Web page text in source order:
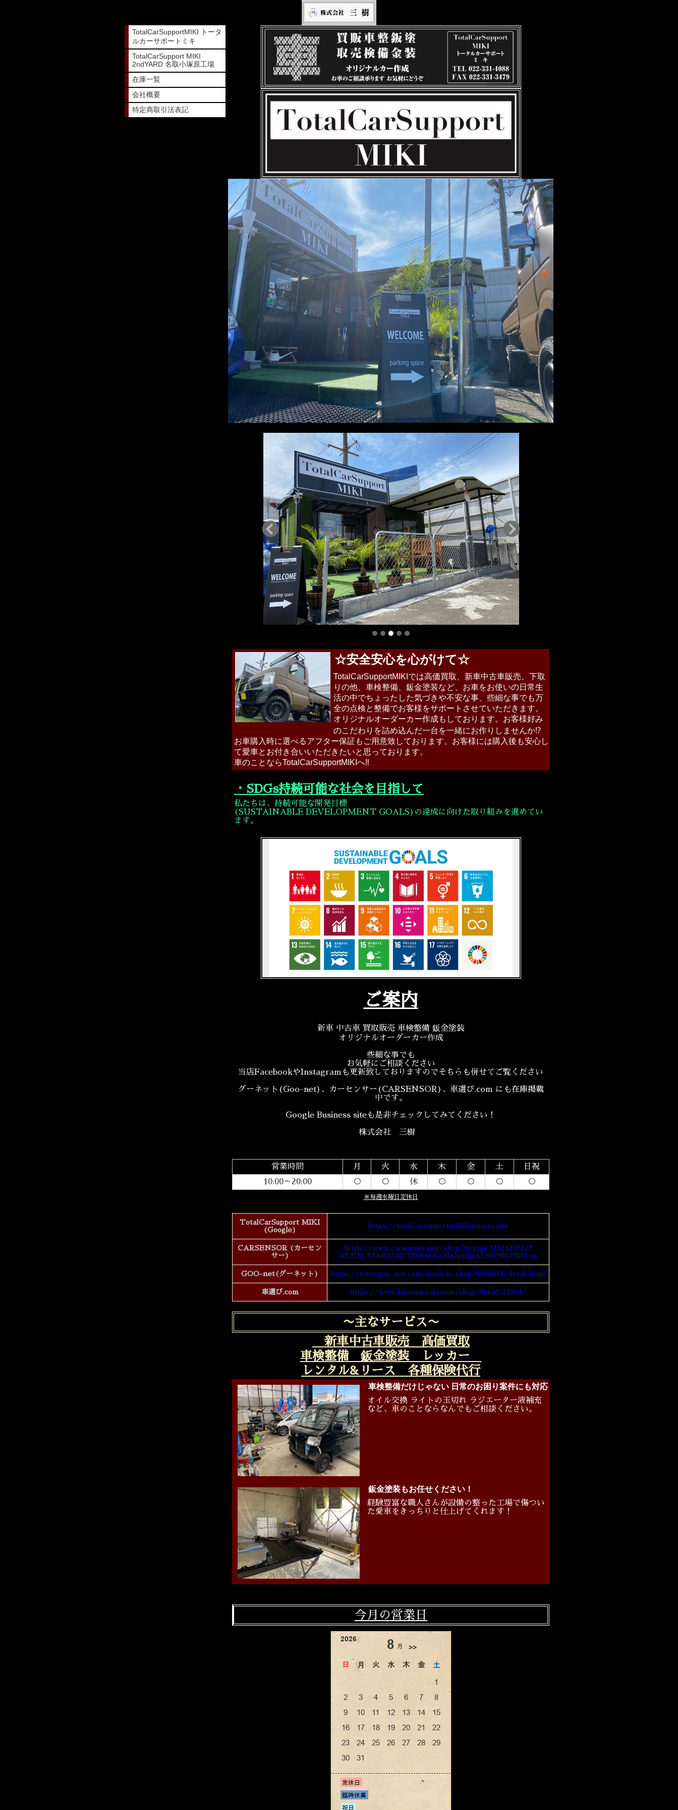
☆安全安心を心がけて☆
TotalCarSupportMIKIでは高価買取、新車中古車販売、下取
りの他、車検整備、鈑金塗装など、お車をお使いの日常生
活の中でちょったした気づきや不安な事、些細な事でも万
全の点検と整備でお客様をサポートさせていただきます。
オリジナルオーダーカー作成もしております。お客様好み
のこだわりを詰め込んだ一台を一緒にお作りしませんか⁉︎
お車購入時に選べるアフター保証もご用意致しております。お客様には購入後も安心し
て愛車とお付き合いいただきたいと思っております。
車のことならTotalCarSupportMIKIへ‼︎
・SDGs持続可能な社会を目指して
私たちは、持続可能な開発目標
(SUSTAINABLE DEVELOPMENT GOALS)の達成に向けた取り組みを進めてい
ます。
ご案内
新車 中古車 買取販売 車検整備 鈑金塗装
オリジナルオーダーカー作成
些細な事でも
お気軽にご相談ください
当店FacebookやInstagramも更新致しておりますのでそちらも併せてご覧ください
グーネット(Goo-net)、カーセンサー(CARSENSOR)、車選び.com にも在庫掲載
中です。
Google Business siteも是非チェックしてみてください！
株式会社 三樹
営業時間 月 火 水 木 金 土
日祝
10:00～20:00
○ ○ 休 ○ ○ ○ ○
※毎週水曜日定休日
TotalCarSupport MIKI
(Google)
https://totalcarsupportmiki.business.site
CARSENSOR (カーセン
サー)
https://www.carsensor.net/shop/miyagi/323132001/?
BKKN=VU6615407956&fed=othshoplinkb20190809001ns
GOO-net(グーネット) https://www.goo-net.com/usedcar_shop/0904314/detail.html
車選び.com https://www.kurumaerabi.com/shop/detail/23304/
〜主なサービス〜
新車中古車販売 高価買取
車検整備 鈑金塗装 レッカー
レンタル&リース 各種保険代行
車検整備だけじゃない 日常のお困り案件にも対応
オイル交換 ライトの玉切れ ラジエーター液補充
など、車のことならなんでもご相談ください。
鈑金塗装もお任せください！
経験豊富な職人さんが設備の整った工場で傷つい
た愛車をきっちりと仕上げてくれます！
今月の営業日
TotalCarSupportMIKI トータ
ルカーサポートミキ
TotalCarSupport MIKI
2ndYARD 名取小塚原工場
在庫一覧
会社概要
特定商取引法表記